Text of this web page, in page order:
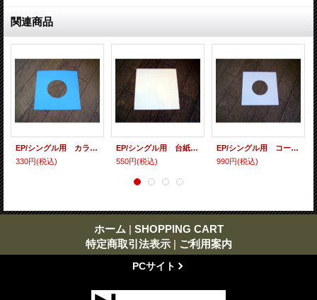
関連商品
EP/シングル用 カラースリーヴ（全4色） 5枚セット
330円(税込)
EP/シングル用 台紙 10枚セット
550円(税込)
EP/シングル用 コート紙丸穴ジャケ 白 10 copies set / １０枚セット
990円(税込)
ホーム | SHOPPING CART
特定商取引法表示 | ご利用案内
PCサイト